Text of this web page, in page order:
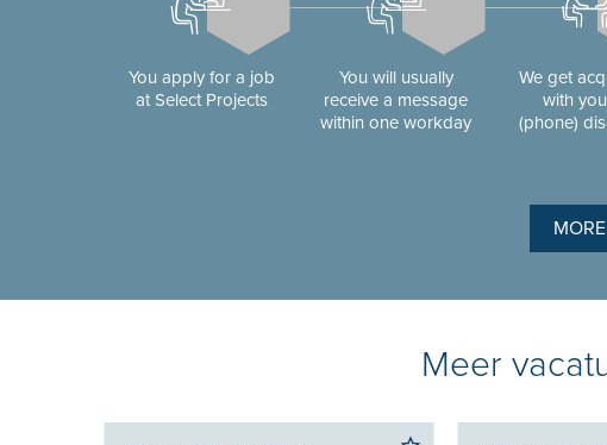
You apply for a job
at Select Projects
You will usually
receive a message
within one workday
We get
with
(phone)
Meer